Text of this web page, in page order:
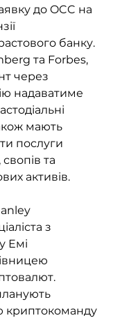
до OCC на
банку.
та Forbes,
через
надаватиме
мають
послуги
та
активів.
з
Емі
криптокоманду